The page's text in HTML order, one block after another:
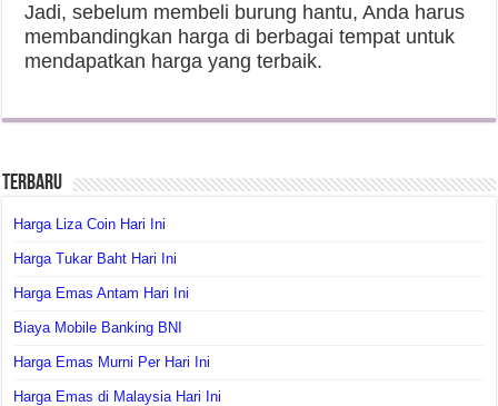
Jadi, sebelum membeli burung hantu, Anda harus
membandingkan harga di berbagai tempat untuk
mendapatkan harga yang terbaik.
Terbaru
Harga Liza Coin Hari Ini
Harga Tukar Baht Hari Ini
Harga Emas Antam Hari Ini
Biaya Mobile Banking BNI
Harga Emas Murni Per Hari Ini
Harga Emas di Malaysia Hari Ini